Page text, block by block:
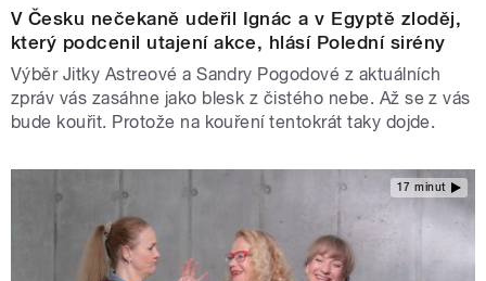
V Česku nečekaně udeřil Ignác a v Egyptě zloděj,
který podcenil utajení akce, hlásí Polední sirény
Výběr Jitky Astreové a Sandry Pogodové z aktuálních
zpráv vás zasáhne jako blesk z čistého nebe. Až se z vás
bude kouřit. Protože na kouření tentokrát taky dojde.
17 minut